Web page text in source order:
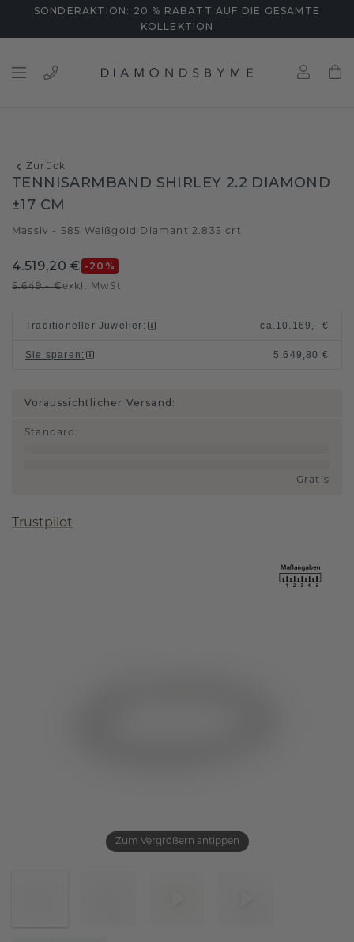
SONDERAKTION: 20 % RABATT AUF DIE GESAMTE
KOLLEKTION
Zurück
Zum Vergrößern antippen
TENNISARMBAND SHIRLEY 2.2 DIAMOND
±17 CM
Massiv - 585 Weißgold Diamant 2.835 crt
4.519,20 € -20 %
5.649,- €exkl. MwSt
Traditioneller Juwelier : ca. 10.169,- €
Sie sparen : 5.649,80 €
Voraussichtlicher Versand:
Standard :
Gratis
Trustpilot